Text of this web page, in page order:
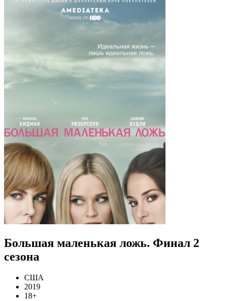
Большая маленькая ложь. Финал 2
сезона
США
2019
18+